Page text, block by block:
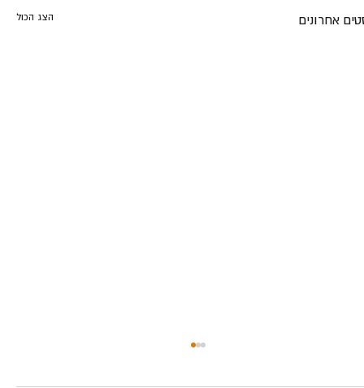
אחרונים הצג הכול